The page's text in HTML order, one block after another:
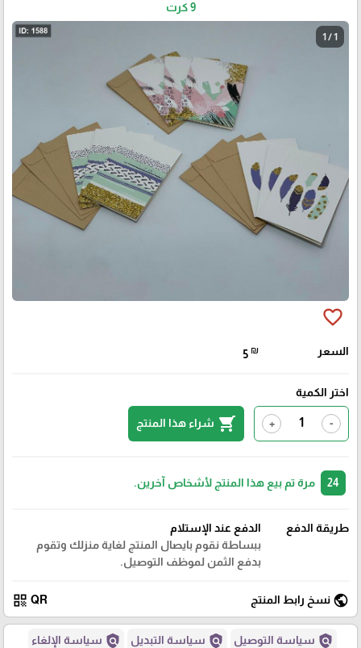
9 كرت
1 / 1
favorite_border
السعر 5 ₪
اختر الكمية
-
+
shopping_cart شراء هذا المنتج
مرة تم بيع هذا المنتج لأشخاص آخرين.
طريقة الدفع
الدفع عند الإستلام
ببساطة نقوم بايصال المنتج لغاية منزلك وتقوم
بدفع الثمن لموظف التوصيل.
public نسخ رابط المنتج QR
qr_code
policy سياسة التوصيل policy سياسة التبديل policy سياسة الإلغاء